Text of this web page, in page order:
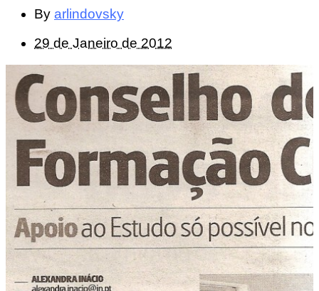
By arlindovsky
29 de Janeiro de 2012